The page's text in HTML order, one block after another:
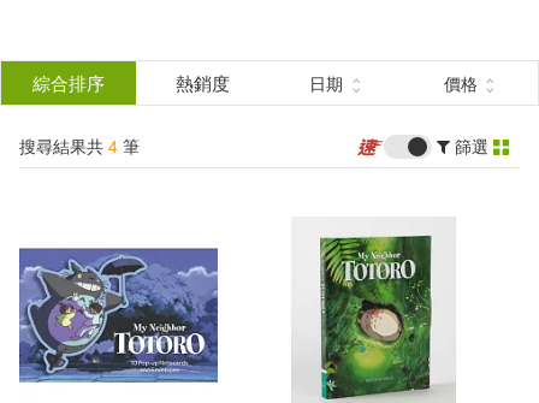
結
篩
選
分類 (單選)
所有商品(4) 圖書(4)
作者 (可複選)
Studio Ghibli (COR)(4)
綜合排序 熱銷度 日期 價格
搜尋結果共 4 筆 篩選